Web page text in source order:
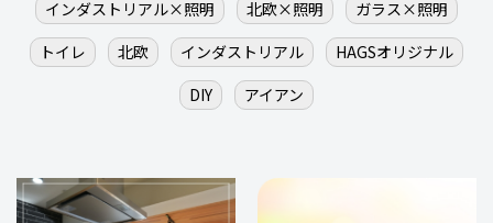
インダストリアル×照明
北欧×照明
ガラス×照明
トイレ
北欧 インダストリアル
HAGSオリジナル
DIY
アイアン